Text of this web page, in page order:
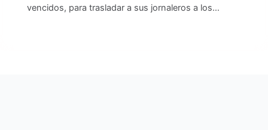
vencidos, para trasladar a sus jornaleros a los…